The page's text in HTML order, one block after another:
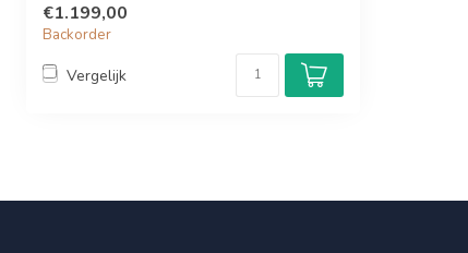
€1.199,00
Backorder
Vergelijk